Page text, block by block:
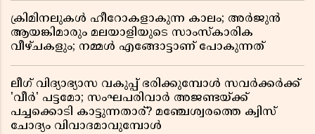
ക്രിമിനലുകൾ ഹീറോകളാകുന്ന കാലം; അർജുൻ
ആയങ്കിമാരും മലയാളിയുടെ സാംസ്കാരിക
വീഴ്ചകളും; നമ്മൾ എങ്ങോട്ടാണ് പോകുന്നത്
ലീഗ് വിദ്യാഭ്യാസ വകുപ്പ് ഭരിക്കുമ്പോൾ സവർക്കർക്ക്
'വീർ' പട്ടമോ; സംഘപരിവാർ അജണ്ടയ്ക്ക്
പച്ചക്കൊടി കാട്ടുന്നതാര്? മഞ്ചേശ്വരത്തെ ക്വിസ്
ചോദ്യം വിവാദമാവുമ്പോൾ